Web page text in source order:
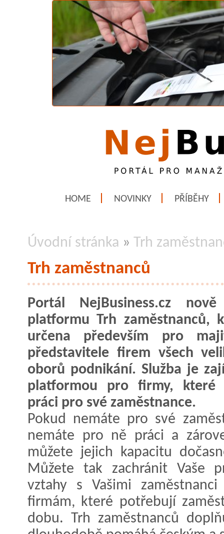
HOME NOVINKY PŘÍBĚHY
Úvodní stránka » Trh
Trh zaměstnanců
Portál NejBusiness.cz
platformu Trh zaměstnanců,
určena především pro
představitele firem všech
oborů podnikání. Služba je
platformou pro firmy, které
práci pro své zaměstnance.
Pokud nemáte pro své
nemáte pro ně práci a
můžete jejich kapacitu
Můžete tak zachránit Vaše
vztahy s Vašimi
firmám, které potřebují
dobu. Trh zaměstnanců